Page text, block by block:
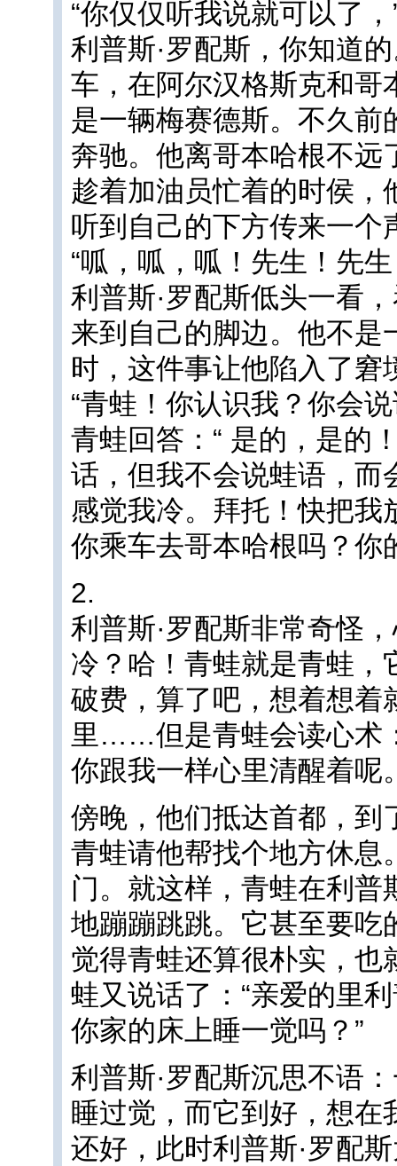
“你仅仅听我说就可以了
利普斯·罗配斯，你知道
车，在阿尔汉格斯克和哥
是一辆梅赛德斯。不久前
奔驰。他离哥本哈根不远
趁着加油员忙着的时侯
听到自己的下方传来一个
“呱，呱，呱！先生！先
利普斯·罗配斯低头一看
来到自己的脚边。他不是
时，这件事让他陷入了窘
“青蛙！你认识我？你会
青蛙回答：“ 是的，是的
话，但我不会说蛙语，而
感觉我冷。拜托！快把我
你乘车去哥本哈根吗？你
2.
利普斯·罗配斯非常奇怪
冷？哈！青蛙就是青蛙，
破费，算了吧，想着想着
里……但是青蛙会读心术
你跟我一样心里清醒着呢
傍晚，他们抵达首都，到
青蛙请他帮找个地方休息
门。就这样，青蛙在利普
地蹦蹦跳跳。它甚至要吃
觉得青蛙还算很朴实，也
蛙又说话了：“亲爱的里
你家的床上睡一觉吗？”
利普斯·罗配斯沉思不语
睡过觉，而它到好，想
还好，此时利普斯·罗配